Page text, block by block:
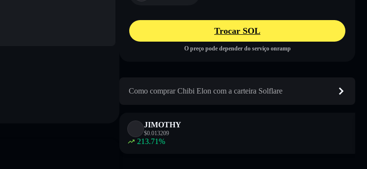
Trocar SOL
O preço pode depender do serviço onramp
Como comprar Chibi Elon com a carteira Solflare
JIMOTHY
$0.013209
213.71%